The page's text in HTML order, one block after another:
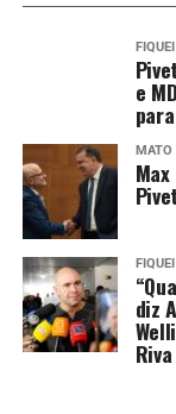
Fonte: RDNews
Comentários
RELATED TOPICS:
DESTAQUE
PRÉDIO
UP NEXT
MT Hemocentro
manhã deste
DON'T MISS
MPF quer
ameaça povos
e
MATO
diz
Riva